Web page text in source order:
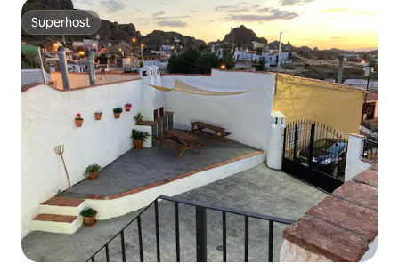
Superhost
Superhost